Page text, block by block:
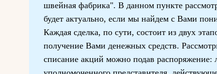
швейная фабрика". В данном пункте
будет актуально, если мы найдем с Вами
Каждая сделка, по сути, состоит из двух
получение Вами денежных средств.
списание акций можно подав распоряжение: